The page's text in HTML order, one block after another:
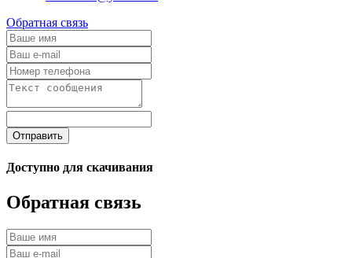
Обратная связь
Отправить
Доступно для скачивания
Обратная связь